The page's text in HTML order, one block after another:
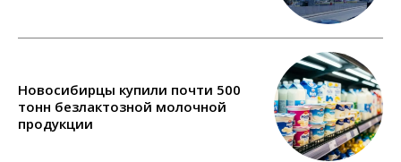
Новосибирцы купили почти 500
тонн безлактозной молочной
продукции